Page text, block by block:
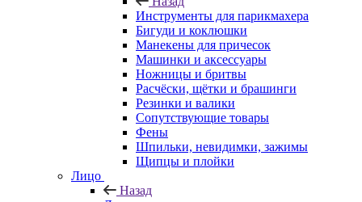
Инструменты для парикмахера
Бигуди и коклюшки
Манекены для причесок
Машинки и аксессуары
Ножницы и бритвы
Расчёски, щётки и брашинги
Резинки и валики
Сопутствующие товары
Фены
Шпильки, невидимки, зажимы
Щипцы и плойки
Лицо
Назад